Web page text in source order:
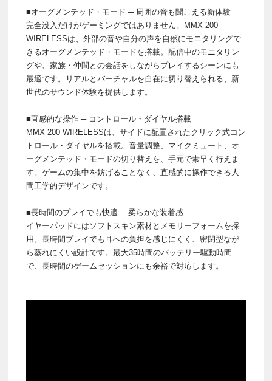
■オーグメンテッド・モード ─ 周囲の音も聞こえる新体験
完全没入だけがゲーミングではありません。MMX 200
WIRELESSは、外部の音や自分の声を自然にモニタリングで
きるオーグメンテッド・モードを搭載。配信中のモニタリン
グや、家族・仲間との会話をしながらプレイするシーンにも
最適です。リアルとバーチャルを自在に切り替えられる、新
世代のサウンド体験を提供します。
■直感的な操作 ─ コントロール・ダイヤル搭載
MMX 200 WIRELESSは、サイドに配置されたクリック式コン
トロール・ダイヤルを搭載。音量調整、マイクミュート、オ
ーグメンテッド・モードの切り替えを、手元で素早く行えま
す。ゲームの集中を妨げることなく、直感的に操作できる人
間工学的デザインです。
■長時間のプレイでも快適 ─ 柔らかな装着感
イヤーパッドにはソフトスキン素材とメモリーフォームを採
用。長時間プレイでも耳への負担を感じにくく、密閉型なが
ら蒸れにくい設計です。最大35時間のバッテリー駆動時間
で、長時間のゲームセッションにも余裕で対応します。